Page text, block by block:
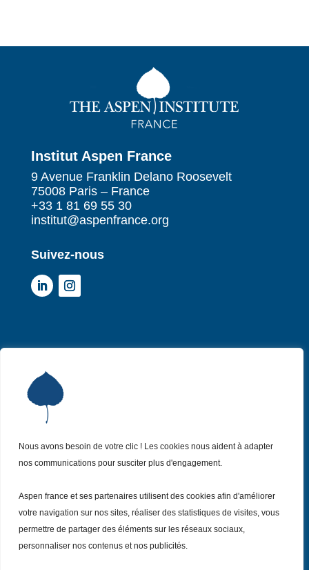
Nous avons besoin de votre clic ! Les cookies nous aident à adapter
nos communications pour susciter plus d'engagement.
Aspen france et ses partenaires utilisent des cookies afin d'améliorer
votre navigation sur nos sites, réaliser des statistiques de visites, vous
permettre de partager des éléments sur les réseaux sociaux,
personnaliser nos contenus et nos publicités.
Institut Aspen France
9 Avenue Franklin Delano Roosevelt
75008 Paris – France
+33 1 81 69 55 30
institut@aspenfrance.org
Suivez-nous
P Qui sommes-nous ?
Nos missions
Nos actualités
P Nous (re)joindre
Inscrivez vousà notre NewsletterRecevez
chaque mois nos dernières actualités.